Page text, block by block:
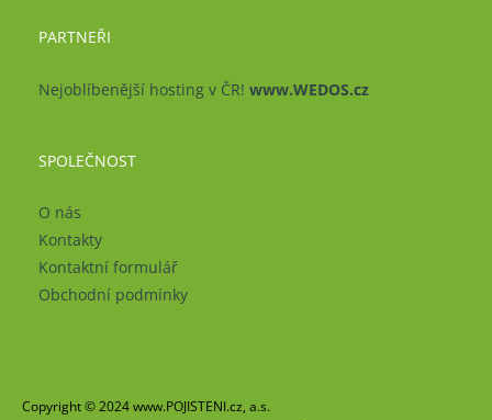
PARTNEŘI
Nejoblíbenější hosting v ČR! www.WEDOS.cz
SPOLEČNOST
O nás
Kontakty
Kontaktní formulář
Obchodní podmínky
Copyright © 2024 www.POJISTENI.cz, a.s.